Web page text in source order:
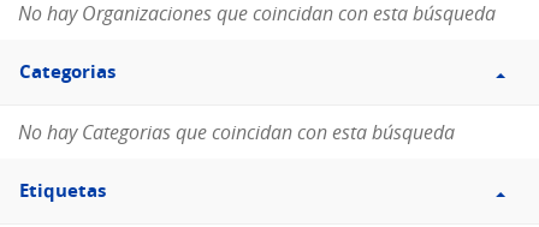
No hay Organizaciones que coincidan con esta búsqueda
Filtro
Categorias
Categorias
No hay Categorias que coincidan con esta búsqueda
Filtro
Etiquetas
Etiquetas